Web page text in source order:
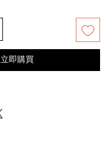
立即購買